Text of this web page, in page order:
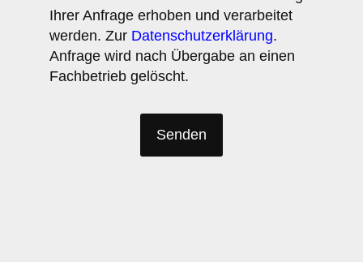
Ihrer Anfrage erhoben und verarbeitet
werden. Zur Datenschutzerklärung.
Anfrage wird nach Übergabe an einen
Fachbetrieb gelöscht.